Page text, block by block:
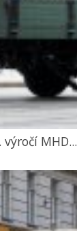
MHD...